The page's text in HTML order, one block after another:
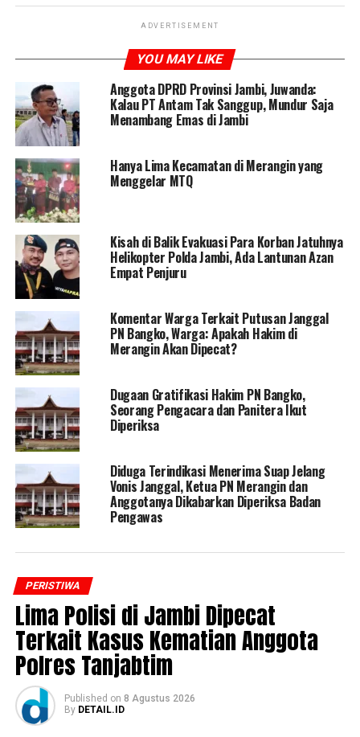
ADVERTISEMENT
YOU MAY LIKE
Anggota DPRD Provinsi Jambi, Juwanda:
Kalau PT Antam Tak Sanggup, Mundur Saja
Menambang Emas di Jambi
Hanya Lima Kecamatan di Merangin yang
Menggelar MTQ
Kisah di Balik Evakuasi Para Korban Jatuhnya
Helikopter Polda Jambi, Ada Lantunan Azan
Empat Penjuru
Komentar Warga Terkait Putusan Janggal
PN Bangko, Warga: Apakah Hakim di
Merangin Akan Dipecat?
Dugaan Gratifikasi Hakim PN Bangko,
Seorang Pengacara dan Panitera Ikut
Diperiksa
Diduga Terindikasi Menerima Suap Jelang
Vonis Janggal, Ketua PN Merangin dan
Anggotanya Dikabarkan Diperiksa Badan
Pengawas
PERISTIWA
Lima Polisi di Jambi Dipecat
Terkait Kasus Kematian Anggota
Polres Tanjabtim
Published on 8 Agustus 2026
By DETAIL.ID